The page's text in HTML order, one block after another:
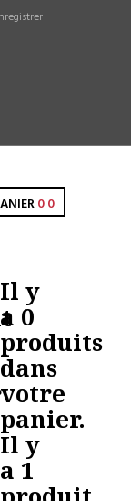
00
Il y
a 0
produits
dans
votre
panier.
Il y
a 1